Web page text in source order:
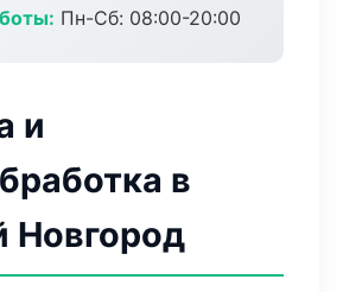
Пн-Сб: 08:00-20:00
и
в
Новгород